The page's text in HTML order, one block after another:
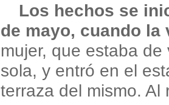
Los hechos se
de mayo, cuando
mujer, que estaba
sola, y entró en el
terraza del mismo.